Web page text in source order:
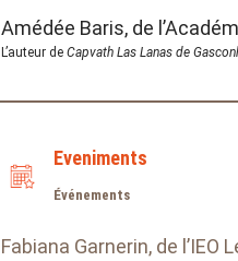
Amédée Baris, de
L’auteur deCapvath Las Lanas de
Eveniments
Événements
Fabiana Garnerin, de l’IEO